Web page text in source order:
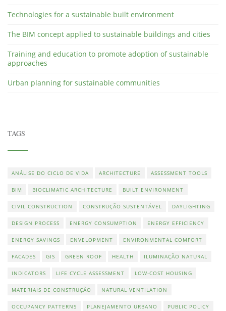
Technologies for a sustainable built environment
The BIM concept applied to sustainable buildings and cities
Training and education to promote adoption of sustainable
approaches
Urban planning for sustainable communities
TAGS
ANÁLISE DO CICLO DE VIDA ARCHITECTURE ASSESSMENT TOOLS
BIM BIOCLIMATIC ARCHITECTURE BUILT ENVIRONMENT
CIVIL CONSTRUCTION CONSTRUÇÃO SUSTENTÁVEL DAYLIGHTING
DESIGN PROCESS ENERGY CONSUMPTION ENERGY EFFICIENCY
ENERGY SAVINGS ENVELOPMENT ENVIRONMENTAL COMFORT
FACADES GIS GREEN ROOF HEALTH ILUMINAÇÃO NATURAL
INDICATORS LIFE CYCLE ASSESSMENT LOW-COST HOUSING
MATERIAIS DE CONSTRUÇÃO NATURAL VENTILATION
OCCUPANCY PATTERNS PLANEJAMENTO URBANO PUBLIC POLICY